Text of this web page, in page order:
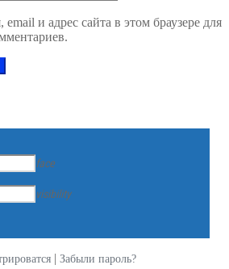
и адрес сайта в этом браузере для
face
visibility
| Забыли пароль?